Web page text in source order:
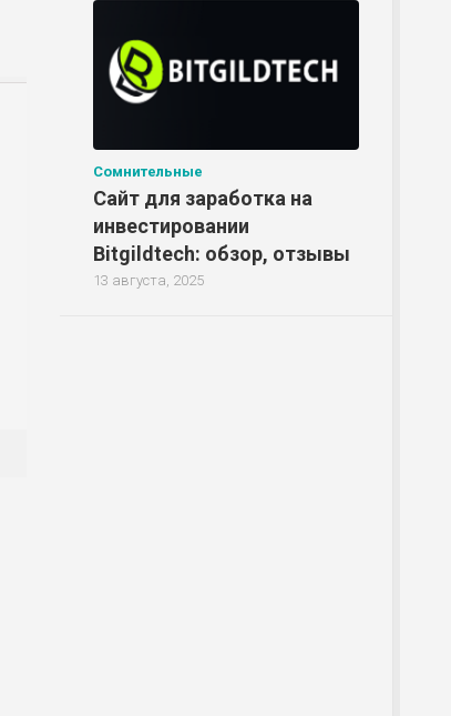
Сомнительные
Сайт для заработка на
инвестировании
Bitgildtech: обзор, отзывы
13 августа, 2025